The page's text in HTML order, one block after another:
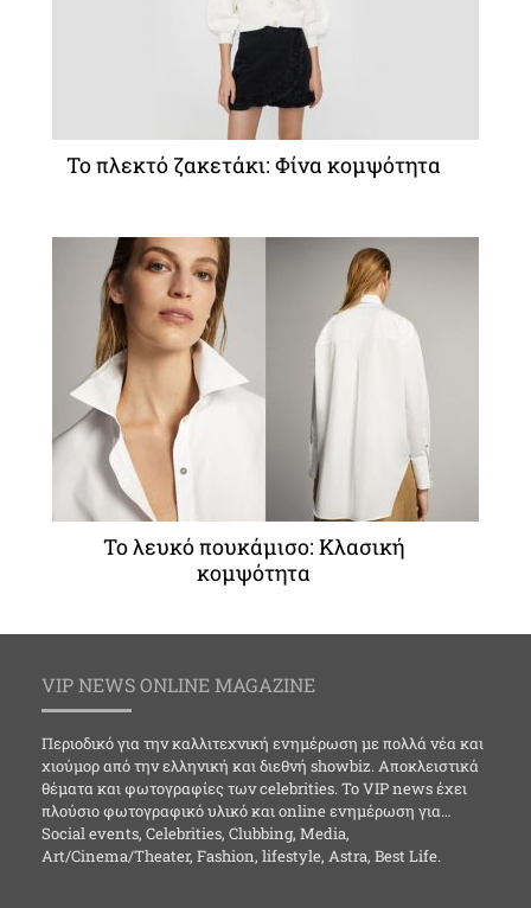
Το πλεκτό ζακετάκι: Φίνα κομψότητα
Το λευκό πουκάμισο: Κλασική
κομψότητα
VIP NEWS ONLINE MAGAZINE
Περιοδικό για την καλλιτεχνική ενημέρωση με πολλά νέα και
χιούμορ από την ελληνική και διεθνή showbiz. Αποκλειστικά
θέματα και φωτογραφίες των celebrities. Το VIP news έχει
πλούσιο φωτογραφικό υλικό και online ενημέρωση για…
Social events, Celebrities, Clubbing, Media,
Art/Cinema/Theater, Fashion, lifestyle, Astra, Best Life.